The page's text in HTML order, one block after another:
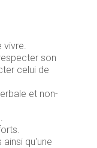
son
celui de
et non-
qu'une